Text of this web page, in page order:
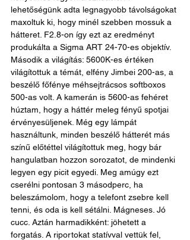
lehetőségünk adta legnagyobb távolságokat
maxoltuk ki, hogy minél szebben mossuk a
hátteret. F2.8-on így ezt az eredményt
produkálta a Sigma ART 24-70-es objektív.
Második a világítás: 5600K-es értéken
világítottuk a témát, elfény Jimbei 200-as, a
beszélő főfénye méhsejtrácsos softboxos
500-as volt. A kamerán is 5600-as fehéret
húztam, hogy a háttér meleg fényű spotjai
érvényesüljenek. Még egy lámpát
használtunk, minden beszélő hátterét más
színű előtéttel világítottuk meg, hogy bár
hangulatban hozzon sorozatot, de mindenki
legyen egy picit egyedi. Meg amúgy ezt
cserélni pontosan 3 másodperc, ha
beleszámolom, hogy a telefont zsebre kell
tenni, és oda is kell sétálni. Mágneses. Jó
cucc. Aztán harmadikként: jöhetett a
forgatás. A riportokat statívval vettük fel,